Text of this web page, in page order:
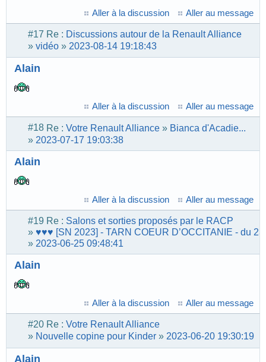
Aller à la discussion Aller au message
#17 Re : Discussions autour de la Renault Alliance
» vidéo » 2023-08-14 19:18:43
Alain
Aller à la discussion Aller au message
#18 Re : Votre Renault Alliance » Bianca d'Acadie...
» 2023-07-17 19:03:38
Alain
Aller à la discussion Aller au message
#19 Re : Salons et sorties proposés par le RACP
» ♥♥♥ [SN 2023] - TARN COEUR D’OCCITANIE - du
» 2023-06-25 09:48:41
Alain
Aller à la discussion Aller au message
#20 Re : Votre Renault Alliance
» Nouvelle copine pour Kinder » 2023-06-20 19:30:19
Alain